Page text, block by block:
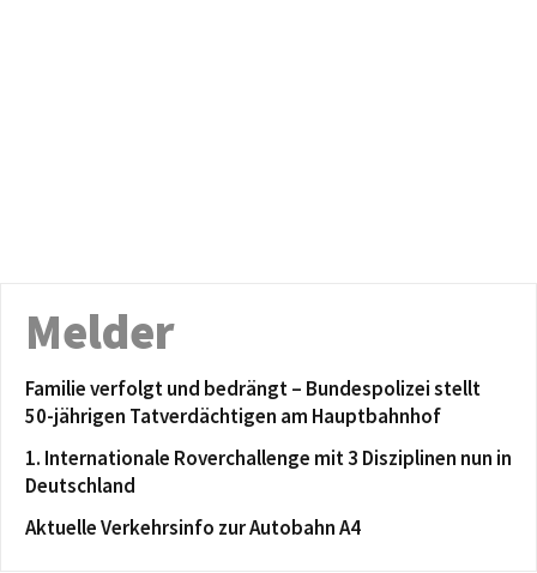
Melder
Familie verfolgt und bedrängt – Bundespolizei stellt
50-jährigen Tatverdächtigen am Hauptbahnhof
1. Internationale Roverchallenge mit 3 Disziplinen nun in
Deutschland
Aktuelle Verkehrsinfo zur Autobahn A4